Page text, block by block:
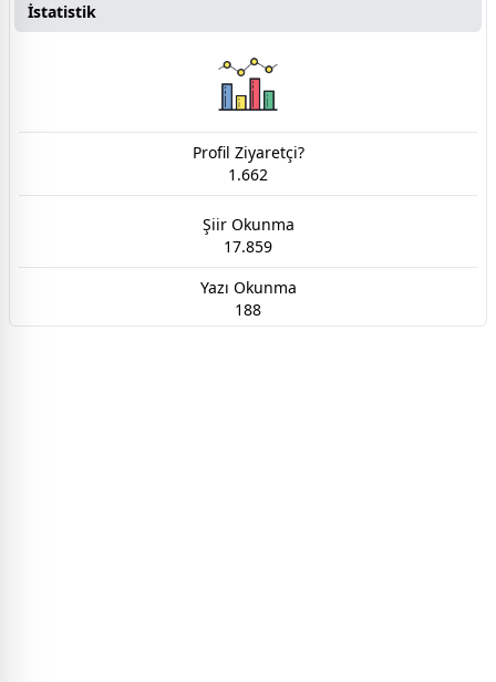
İstatistik
Profil Ziyaretçi?
1.662
Şiir Okunma
17.859
Yazı Okunma
188